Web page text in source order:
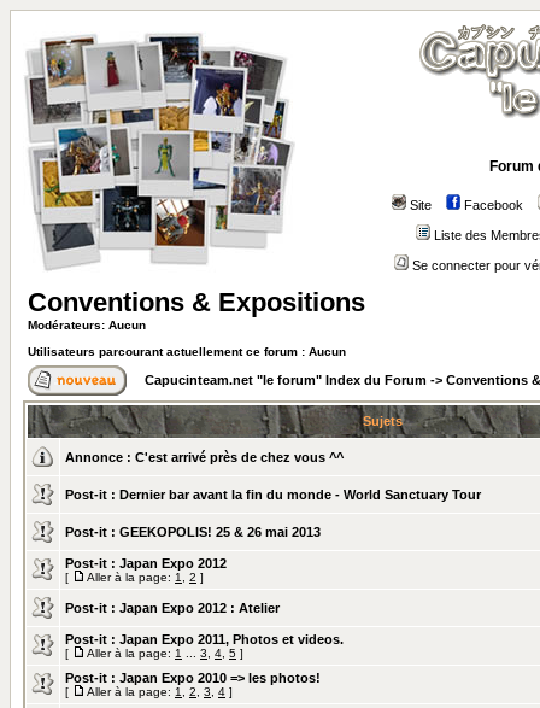
Forum
Site Facebook
Liste des
Se connecter pour
Conventions & Expositions
Modérateurs: Aucun
Utilisateurs parcourant actuellement ce forum : Aucun
Capucinteam.net "le forum" Index du Forum -> Conventions
Sujets
Annonce : C'est arrivé près de chez vous ^^
Post-it : Dernier bar avant la fin du monde - World Sanctuary Tour
Post-it : GEEKOPOLIS! 25 & 26 mai 2013
Post-it : Japan Expo 2012
[ Aller à la page: 1 2 ]
Post-it : Japan Expo 2012 : Atelier
Post-it : Japan Expo 2011, Photos et videos.
[ Aller à la page: 1 3 4 5 ]
Post-it : Japan Expo 2010 => les photos!
[ Aller à la page: 1 2 3 4 ]